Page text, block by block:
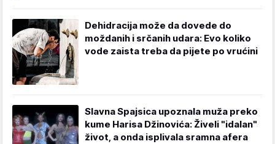
Dehidracija može da dovede do
moždanih i srčanih udara: Evo koliko
vode zaista treba da pijete po vrućini
Slavna Spajsica upoznala muža preko
kume Harisa Džinovića: Živeli "idalan"
život, a onda isplivala sramna afera